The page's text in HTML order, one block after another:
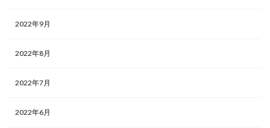
2022年9月
2022年8月
2022年7月
2022年6月